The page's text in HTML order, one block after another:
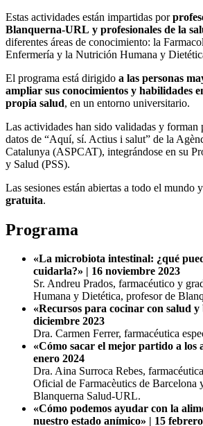
Estas actividades están impartidas por
Blanquerna-URL y profesionales de la
diferentes áreas de conocimiento: la
Enfermería y la Nutrición Humana y
El programa está dirigido a las personas
ampliar sus conocimientos y habilidades
propia salud, en un entorno universitario.
Las actividades han sido validadas y forman
datos de “Aquí, sí. Actius i salut” de la
Catalunya (ASPCAT), integrándose en su
y Salud (PSS).
Las sesiones están abiertas a todo el mundo y
gratuita.
Programa
«La microbiota intestinal: ¿qué
cuidarla?» | 16 noviembre 2023
Sr. Andreu Prados, farmacéutico y
Humana y Dietética, profesor de
«Recursos para cocinar con salud
diciembre 2023
Dra. Carmen Ferrer, farmacéutica
«Cómo sacar el mejor partido a los
enero 2024
Dra. Aina Surroca Rebes,
Oficial de Farmacèutics de Barcelona
Blanquerna Salud-URL.
«Cómo podemos ayudar con la
nuestro estado anímico» | 15